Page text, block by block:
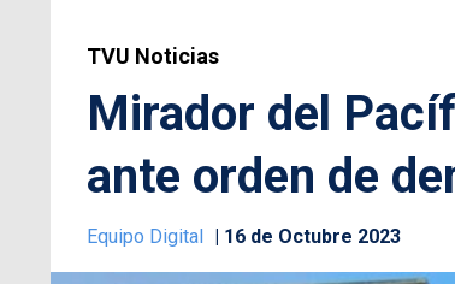
TVU Noticias
Mirador del
ante orden de
Equipo Digital 16 de Octubre 2023